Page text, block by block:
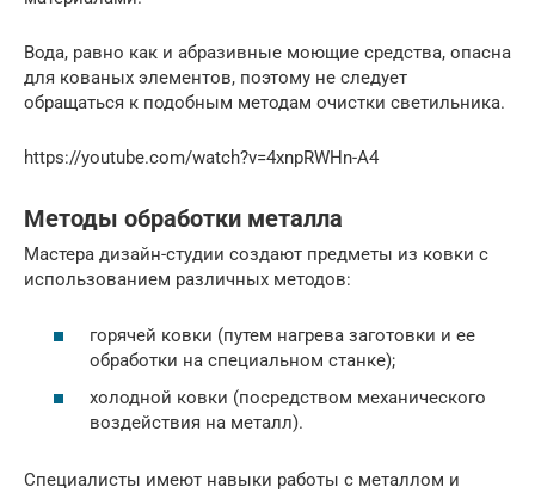
Вода, равно как и абразивные моющие средства, опасна
для кованых элементов, поэтому не следует
обращаться к подобным методам очистки светильника.
https://youtube.com/watch?v=4xnpRWHn-A4
Методы обработки металла
Мастера дизайн-студии создают предметы из ковки с
использованием различных методов:
горячей ковки (путем нагрева заготовки и ее
обработки на специальном станке);
холодной ковки (посредством механического
воздействия на металл).
Специалисты имеют навыки работы с металлом и